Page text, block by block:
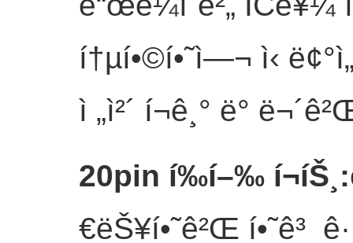
í†µí•©í•˜ì—¬ ì‹
ì „ì²´ í¬ê¸° ë°
20pin í‰í–‰ í¬íŠ¸ :
€ëŠ¥í•˜ê²Œ í•˜ê³